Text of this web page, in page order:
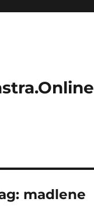
madlene